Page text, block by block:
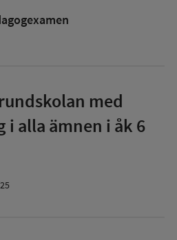
med
i alla ämnen i åk 6